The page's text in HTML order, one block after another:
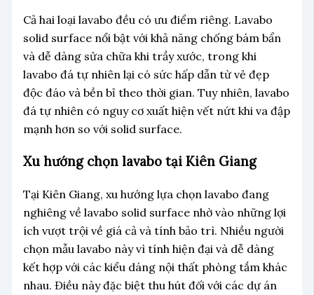
Cả hai loại lavabo đều có ưu điểm riêng. Lavabo
solid surface nổi bật với khả năng chống bám bẩn
và dễ dàng sửa chữa khi trầy xước, trong khi
lavabo đá tự nhiên lại có sức hấp dẫn từ vẻ đẹp
độc đáo và bền bỉ theo thời gian. Tuy nhiên, lavabo
đá tự nhiên có nguy cơ xuất hiện vết nứt khi va đập
mạnh hơn so với solid surface.
Xu hướng chọn lavabo tại Kiên Giang
Tại Kiên Giang, xu hướng lựa chọn lavabo đang
nghiêng về lavabo solid surface nhờ vào những lợi
ích vượt trội về giá cả và tính bảo trì. Nhiều người
chọn mẫu lavabo này vì tính hiện đại và dễ dàng
kết hợp với các kiểu dáng nội thất phòng tắm khác
nhau. Điều này đặc biệt thu hút đối với các dự án